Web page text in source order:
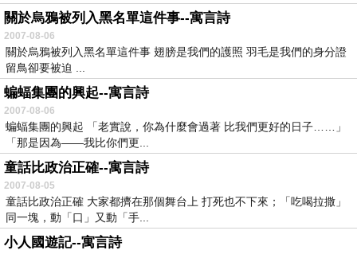
關於烏鴉被列入黑名單這件事--寓言詩
2007-08-06
關於烏鴉被列入黑名單這件事 翅膀是我們的護照 羽毛是我們的身分證
留鳥卻要被迫 ...
蝙蝠集團的興起--寓言詩
2007-08-06
蝙蝠集團的興起 「老實說，你為什麼會過著 比我們更好的日子……」
「那是因為――我比你們更...
童話比政治正確--寓言詩
2007-08-05
童話比政治正確 大家都擠在那個舞台上 打死也不下來；「吃喝拉撒」
同一塊，動「口」又動「手...
小人國遊記--寓言詩